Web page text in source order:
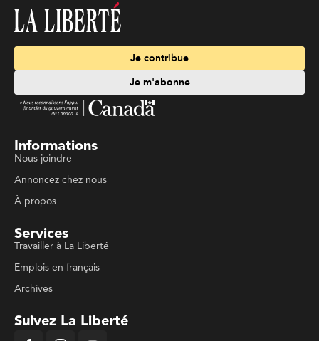
Je contribue
Je m'abonne
Informations
Nous joindre
Annoncez chez nous
À propos
Services
Travailler à La Liberté
Emplois en français
Archives
Suivez La Liberté